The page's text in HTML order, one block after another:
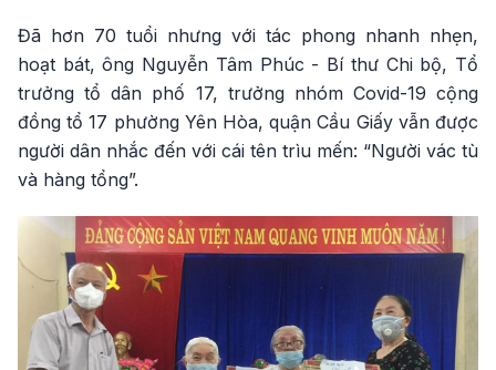
Đã hơn 70 tuổi nhưng với tác phong nhanh nhẹn,
hoạt bát, ông Nguyễn Tâm Phúc - Bí thư Chi bộ, Tổ
trưởng tổ dân phố 17, trưởng nhóm Covid-19 cộng
đồng tổ 17 phường Yên Hòa, quận Cầu Giấy vẫn được
người dân nhắc đến với cái tên trìu mến: “Người vác tù
và hàng tổng”.